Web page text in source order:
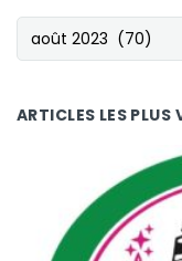
NOS ARCHIVES
ARTICLES LES PLUS